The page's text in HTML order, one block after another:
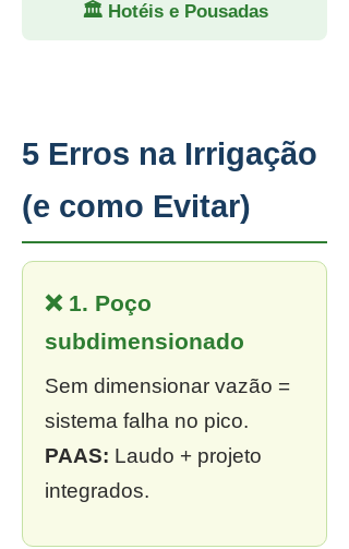
🏛 Hotéis e Pousadas
5 Erros na Irrigação
(e como Evitar)
❌ 1. Poço
subdimensionado
Sem dimensionar vazão =
sistema falha no pico.
PAAS: Laudo + projeto
integrados.